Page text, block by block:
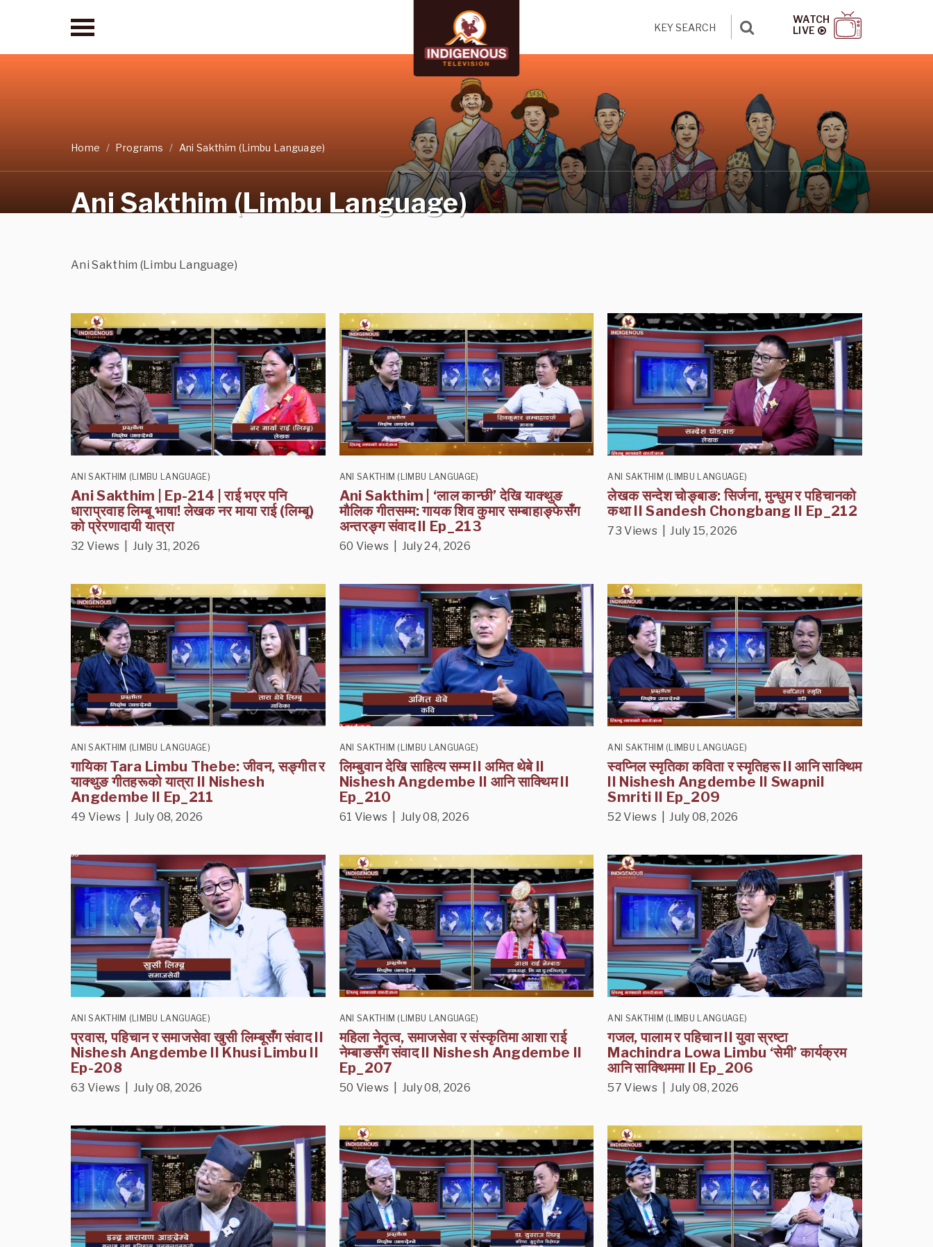
WATCH
LIVE
Home Programs Ani Sakthim (Limbu Language)
Ani Sakthim (Limbu Language)
Ani Sakthim (Limbu Language)
ANI SAKTHIM (LIMBU LANGUAGE)
Ani Sakthim | Ep-214 | राई भएर पनि
धाराप्रवाह लिम्बू भाषा! लेखक नर माया राई (लिम्बू)
को प्रेरणादायी यात्रा
32 Views | July 31, 2026
ANI SAKTHIM (LIMBU LANGUAGE)
Ani Sakthim | ‘लाल कान्छी’ देखि याक्थुङ
मौलिक गीतसम्म: गायक शिव कुमार सम्बाहाङ्फेसँग
अन्तरङ्ग संवाद II Ep_213
60 Views | July 24, 2026
ANI SAKTHIM (LIMBU LANGUAGE)
लेखक सन्देश चोङ्बाङ: सिर्जना, मुन्धुम र पहिचानको
कथा II Sandesh Chongbang II Ep_212
73 Views | July 15, 2026
ANI SAKTHIM (LIMBU LANGUAGE)
गायिका Tara Limbu Thebe: जीवन, सङ्गीत र
याक्थुङ गीतहरूको यात्रा II Nishesh
Angdembe II Ep_211
49 Views | July 08, 2026
ANI SAKTHIM (LIMBU LANGUAGE)
लिम्बुवान देखि साहित्य सम्म II अमित थेबे II
Nishesh Angdembe II आनि साक्थिम II
Ep_210
61 Views | July 08, 2026
ANI SAKTHIM (LIMBU LANGUAGE)
स्वप्निल स्मृतिका कविता र स्मृतिहरू II आनि साक्थिम
II Nishesh Angdembe II Swapnil
Smriti II Ep_209
52 Views | July 08, 2026
ANI SAKTHIM (LIMBU LANGUAGE)
प्रवास, पहिचान र समाजसेवा खुसी लिम्बूसँग संवाद II
Nishesh Angdembe II Khusi Limbu II
Ep-208
63 Views | July 08, 2026
ANI SAKTHIM (LIMBU LANGUAGE)
महिला नेतृत्व, समाजसेवा र संस्कृतिमा आशा राई
नेम्बाङसँग संवाद II Nishesh Angdembe II
Ep_207
50 Views | July 08, 2026
ANI SAKTHIM (LIMBU LANGUAGE)
गजल, पालाम र पहिचान II युवा स्रष्टा
Machindra Lowa Limbu ‘सेमी’ कार्यक्रम
आनि साक्थिममा II Ep_206
57 Views | July 08, 2026